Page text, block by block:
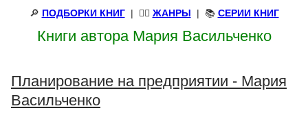
🔎 ПОДБОРКИ КНИГ| 🧝‍♀️ ЖАНРЫ | 📚 СЕРИИ КНИГ
Книги автора Мария Васильченко
Планирование на предприятии - Мария
Васильченко